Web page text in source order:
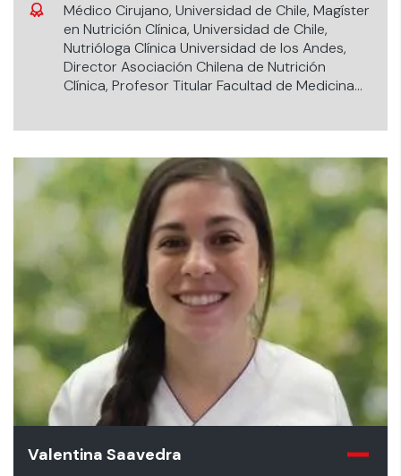
Médico Cirujano, Universidad de Chile, Magíster
en Nutrición Clínica, Universidad de Chile,
Nutrióloga Clínica Universidad de los Andes,
Director Asociación Chilena de Nutrición
Clínica, Profesor Titular Facultad de Medicina
Valentina Saavedra